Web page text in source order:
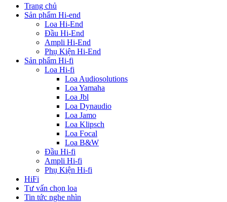
Trang chủ
Sản phẩm Hi-end
Loa Hi-End
Đầu Hi-End
Ampli Hi-End
Phụ Kiện Hi-End
Sản phẩm Hi-fi
Loa Hi-fi
Loa Audiosolutions
Loa Yamaha
Loa Jbl
Loa Dynaudio
Loa Jamo
Loa Klipsch
Loa Focal
Loa B&W
Đầu Hi-fi
Ampli Hi-fi
Phụ Kiện Hi-fi
HiFi
Tư vấn chọn loa
Tin tức nghe nhìn